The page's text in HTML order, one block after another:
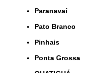
Paranavaí
Pato Branco
Pinhais
Ponta Grossa